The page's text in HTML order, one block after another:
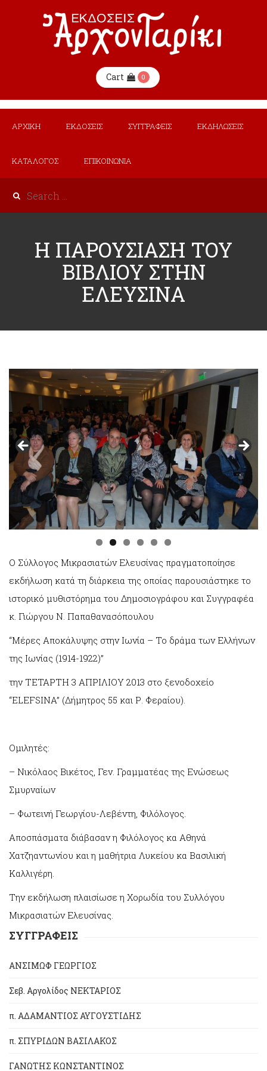
Cart 0
ΑΡΧΙΚΗ ΕΚΔΟΣΕΙΣ ΣΥΓΓΡΑΦΕΙΣ ΕΚΔΗΛΩΣΕΙΣ
ΚΑΤΑΛΟΓΟΣ ΕΠΙΚΟΙΝΩΝΙΑ
Η ΠΑΡΟΥΣΙΑΣΗ ΤΟΥ
ΒΙΒΛΙΟΥ ΣΤΗΝ
ΕΛΕΥΣΙΝΑ
Ο Σύλλογος Μικρασιατών Ελευσίνας πραγματοποίησε
εκδήλωση κατά τη διάρκεια της οποίας παρουσιάστηκε το
ιστορικό μυθιστόρημα του Δημοσιογράφου και Συγγραφέα
κ. Γιώργου Ν. Παπαθανασόπουλου
“Μέρες Αποκάλυψης στην Ιωνία – Το δράμα των Ελλήνων
της Ιωνίας (1914-1922)”
την ΤΕΤΑΡΤΗ 3 ΑΠΡΙΛΙΟΥ 2013 στο ξενοδοχείο
“ELEFSINA” (Δήμητρος 55 και Ρ. Φεραίου).
Ομιλητές:
– Νικόλαος Βικέτος, Γεν. Γραμματέας της Ενώσεως
Σμυρναίων
– Φωτεινή Γεωργίου-Λεβέντη, Φιλόλογος.
Αποσπάσματα διάβασαν η Φιλόλογος κα Αθηνά
Χατζηαντωνίου και η μαθήτρια Λυκείου κα Βασιλική
Καλλιγέρη.
Την εκδήλωση πλαισίωσε η Χορωδία του Συλλόγου
Μικρασιατών Ελευσίνας.
ΣΥΓΓΡΑΦΕΙΣ
ΑΝΣΙΜΩΦ ΓΕΩΡΓΙΟΣ
Σεβ. Αργολίδος ΝΕΚΤΑΡΙΟΣ
π. ΑΔΑΜΑΝΤΙΟΣ ΑΥΓΟΥΣΤΙΔΗΣ
π. ΣΠΥΡΙΔΩΝ ΒΑΣΙΛΑΚΟΣ
ΓΑΝΩΤΗΣ ΚΩΝΣΤΑΝΤΙΝΟΣ